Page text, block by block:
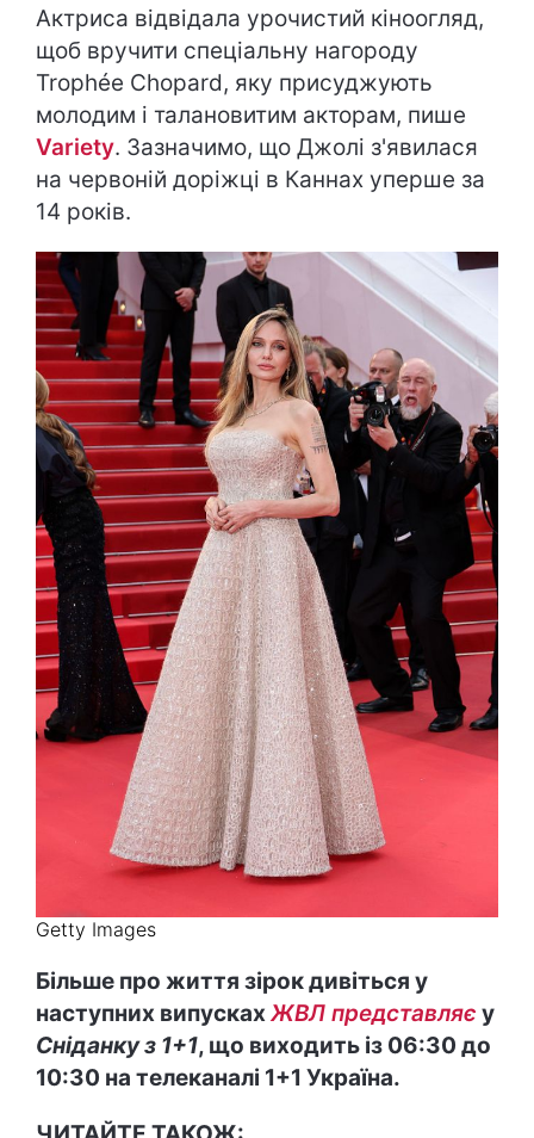
Актриса відвідала урочистий кіноогляд,
щоб вручити спеціальну нагороду
Trophée Chopard, яку присуджують
молодим і талановитим акторам, пише
Variety. Зазначимо, що Джолі з'явилася
на червоній доріжці в Каннах уперше за
14 років.
Getty Images
Більше про життя зірок дивіться у
наступних випускахЖВЛ представляє у
Сніданку з 1+1, що виходить із 06:30 до
10:30 на телеканалі 1+1 Україна.